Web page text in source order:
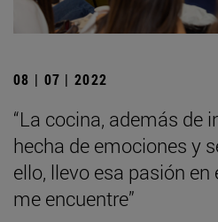
08 | 07 | 2022
“La cocina, además de
hecha de emociones y
ello, llevo esa pasión
me encuentre”